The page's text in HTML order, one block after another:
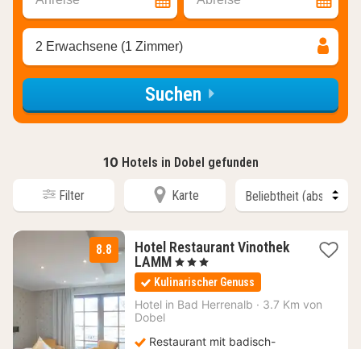
2 Erwachsene (1 Zimmer)
Suchen
10 Hotels in Dobel gefunden
Filter Karte
8.8
Hotel Restaurant Vinothek
LAMM 2
Nächte
ab
131,20
, 3 Sterne
Kulinarischer Genuss
Hotel in Bad Herrenalb · 3.7 Km von
Dobel
Restaurant mit badisch-